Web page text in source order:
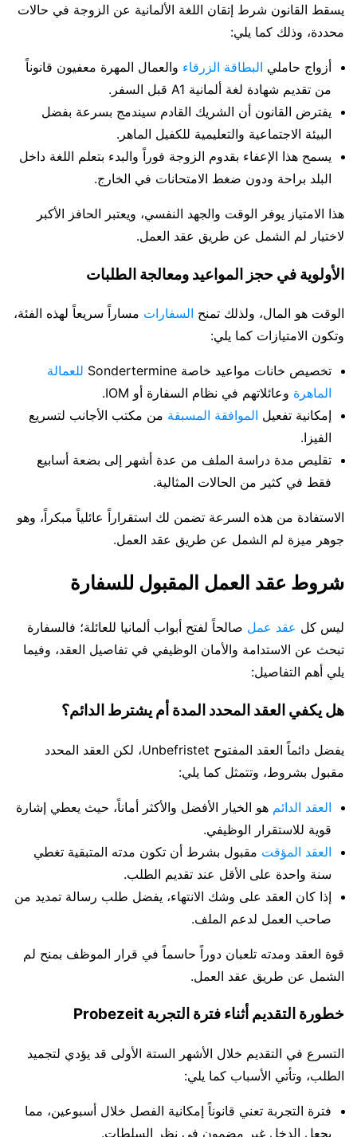
يسقط القانون شرط إتقان اللغة الألمانية عن الزوجة في حالات
محددة، وذلك كما يلي:
أزواج حاملي البطاقة الزرقاء والعمال المهرة معفيون قانوناً
من تقديم شهادة لغة ألمانية A1 قبل السفر.
يفترض القانون أن الشريك القادم سيندمج بسرعة بفضل
البيئة الاجتماعية والتعليمية للكفيل الماهر.
يسمح هذا الإعفاء بقدوم الزوجة فوراً والبدء بتعلم اللغة داخل
البلد براحة ودون ضغط الامتحانات في الخارج.
هذا الامتياز يوفر الوقت والجهد النفسي، ويعتبر الحافز الأكبر
لاختيار لم الشمل عن طريق عقد العمل.
الأولوية في حجز المواعيد ومعالجة الطلبات
الوقت هو المال، ولذلك تمنح السفارات مساراً سريعاً لهذه الفئة،
وتكون الامتيازات كما يلي:
تخصيص خانات مواعيد خاصة Sondertermine
للعمالة
الماهرة وعائلاتهم في نظام السفارة أو IOM.
إمكانية تفعيل الموافقة المسبقة من مكتب الأجانب لتسريع
الفيزا.
تقليص مدة دراسة الملف من عدة أشهر إلى بضعة أسابيع
فقط في كثير من الحالات المثالية.
الاستفادة من هذه السرعة تضمن لك استقراراً عائلياً مبكراً، وهو
جوهر ميزة لم الشمل عن طريق عقد العمل.
شروط عقد العمل المقبول للسفارة
ليس كل عقد عمل صالحاً لفتح أبواب ألمانيا للعائلة؛ فالسفارة
تبحث عن الاستدامة والأمان الوظيفي في تفاصيل العقد، وفيما
يلي أهم التفاصيل:
هل يكفي العقد المحدد المدة أم يشترط الدائم؟
يفضل دائماً العقد المفتوح Unbefristet، لكن العقد المحدد
مقبول بشروط، وتتمثل كما يلي:
العقد الدائم هو الخيار الأفضل والأكثر أماناً، حيث يعطي إشارة
قوية للاستقرار الوظيفي.
العقد المؤقت مقبول بشرط أن تكون مدته المتبقية تغطي
سنة واحدة على الأقل عند تقديم الطلب.
إذا كان العقد على وشك الانتهاء، يفضل طلب رسالة تمديد من
صاحب العمل لدعم الملف.
قوة العقد ومدته تلعبان دوراً حاسماً في قرار الموظف بمنح لم
الشمل عن طريق عقد العمل.
خطورة التقديم أثناء فترة التجربة Probezeit
التسرع في التقديم خلال الأشهر الستة الأولى قد يؤدي لتجميد
الطلب، وتأتي الأسباب كما يلي:
فترة التجربة تعني قانوناً إمكانية الفصل خلال أسبوعين، مما
يجعل الدخل غير مضمون في نظر السلطات.